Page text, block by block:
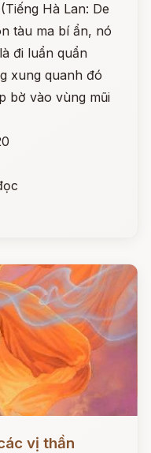
Hà Lan: De
tàu ma bí ẩn, nó
đi luẩn quẩn
xung quanh đó
bờ vào vùng mũi
vị thần